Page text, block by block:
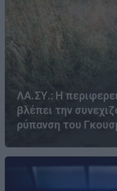
ΛΑ.ΣΥ.: Η
βλέπει την
ρύπανση του